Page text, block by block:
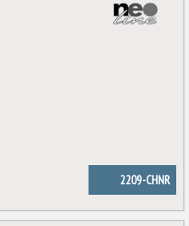
2209-CHNR